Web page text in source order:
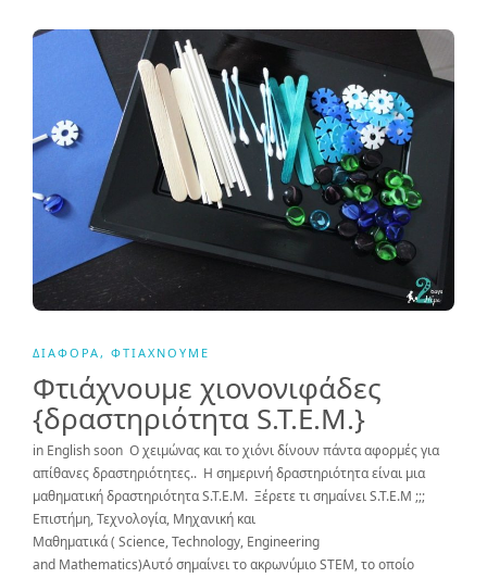
ΔΙΆΦΟΡΑ, ΦΤΙΆΧΝΟΥΜΕ
Φτιάχνουμε χιονονιφάδες
{δραστηριότητα S.T.E.M.}
in English soon Ο χειμώνας και το χιόνι δίνουν πάντα αφορμές για
απίθανες δραστηριότητες.. Η σημερινή δραστηριότητα είναι μια
μαθηματική δραστηριότητα S.T.E.M. Ξέρετε τι σημαίνει S.T.E.M ;;;
Επιστήμη, Τεχνολογία, Μηχανική και
Μαθηματικά ( Science, Technology, Engineering
and Mathematics)Αυτό σημαίνει το ακρωνύμιο STEM, το οποίο